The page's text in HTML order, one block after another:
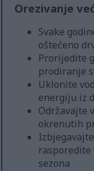
Orezivanje
Svake
oštećeno
Prorijedite
prodiranje
Uklonite
energiju iz
Održavajte
okrenutih
sezona